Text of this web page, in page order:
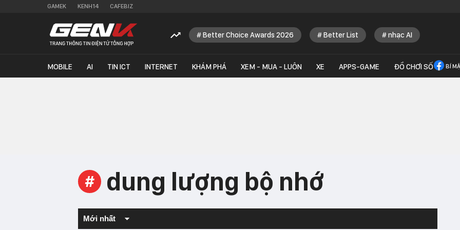
GAMEK KENH14 CAFEBIZ
Better Choice Awards 2026 Better List nhạc AI
MOBILE AI TIN ICT INTERNET KHÁM PHÁ XEM - MUA - LUÔN XE APPS-GAME ĐỒ CHƠI SỐ BÍ
# dung lượng bộ nhớ
Mới nhất